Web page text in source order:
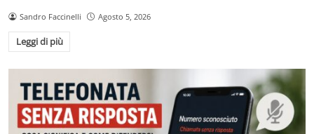
Sandro Faccinelli Agosto 5, 2026
Leggi di più